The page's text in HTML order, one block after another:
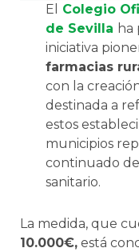
El
Colegio
de Sevilla ha
iniciativa
farmacias
con la
destinada a
estos
municipios
continuado
sanitario.
La medida, que
10.000€, está